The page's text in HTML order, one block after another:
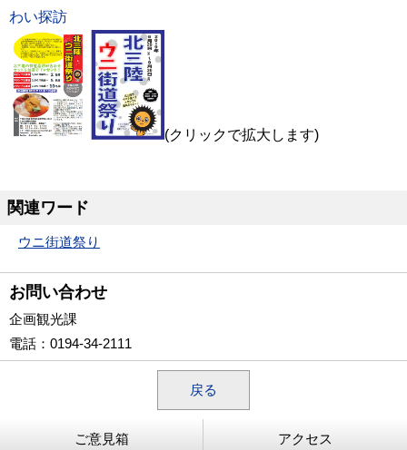
わい探訪
(クリックで拡大します)
関連ワード
ウニ街道祭り
お問い合わせ
企画観光課
電話 ：0194-34-2111
戻る
ご意見箱 アクセス